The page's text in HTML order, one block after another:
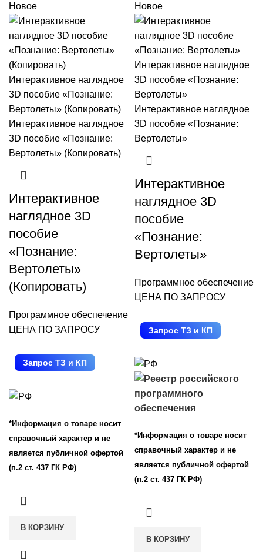
Новое
Интерактивное
наглядное 3D
пособие
«Познание:
Вертолеты»
(Копировать)
Программное обеспечение
ЦЕНА ПО ЗАПРОСУ
Запрос ТЗ и КП
*Информация о товаре носит
справочный характер и не
является публичной офертой
(п.2 ст. 437 ГК РФ)
В КОРЗИНУ
Новое
Интерактивное
наглядное 3D
пособие
«Познание:
Вертолеты»
Программное обеспечение
ЦЕНА ПО ЗАПРОСУ
Запрос ТЗ и КП
*Информация о товаре носит
справочный характер и не
является публичной офертой
(п.2 ст. 437 ГК РФ)
В КОРЗИНУ